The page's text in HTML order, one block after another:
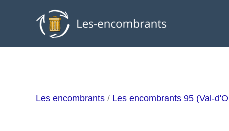
Les encombrants / Les encombrants 95 (Val-